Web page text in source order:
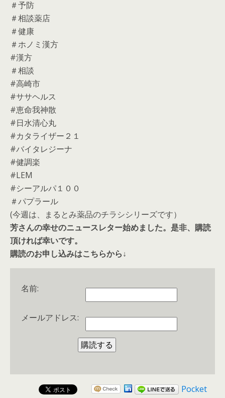
＃予防
＃相談薬店
＃健康
＃ホノミ漢方
#漢方
＃相談
#高崎市
#ササヘルス
#恵命我神散
#日水清心丸
#カタライザー２１
#バイタレジーナ
#健調楽
#LEM
#シーアルパ１００
＃パプラール
(今週は、まるとみ薬品のチラシシリーズです）
芳さんの幸せのニュースレター始めました。是非、購読
頂ければ幸いです。
購読のお申し込みはこちらから↓
名前:
メールアドレス:
Pocket